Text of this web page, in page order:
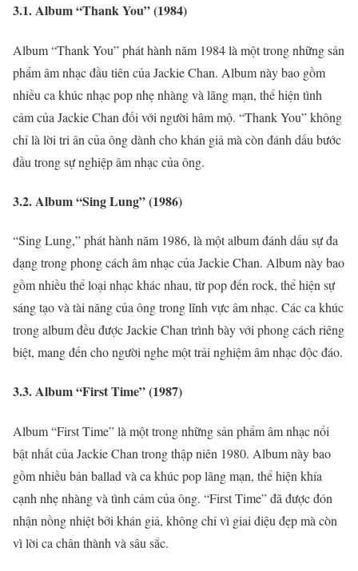
3.1. Album “Thank You” (1984)
Album “Thank You” phát hành năm 1984 là một trong những sản
phẩm âm nhạc đầu tiên của Jackie Chan. Album này bao gồm
nhiều ca khúc nhạc pop nhẹ nhàng và lãng mạn, thể hiện tình
cảm của Jackie Chan đối với người hâm mộ. “Thank You” không
chỉ là lời tri ân của ông dành cho khán giả mà còn đánh dấu bước
đầu trong sự nghiệp âm nhạc của ông.
3.2. Album “Sing Lung” (1986)
“Sing Lung,” phát hành năm 1986, là một album đánh dấu sự đa
dạng trong phong cách âm nhạc của Jackie Chan. Album này bao
gồm nhiều thể loại nhạc khác nhau, từ pop đến rock, thể hiện sự
sáng tạo và tài năng của ông trong lĩnh vực âm nhạc. Các ca khúc
trong album đều được Jackie Chan trình bày với phong cách riêng
biệt, mang đến cho người nghe một trải nghiệm âm nhạc độc đáo.
3.3. Album “First Time” (1987)
Album “First Time” là một trong những sản phẩm âm nhạc nổi
bật nhất của Jackie Chan trong thập niên 1980. Album này bao
gồm nhiều bản ballad và ca khúc pop lãng mạn, thể hiện khía
cạnh nhẹ nhàng và tình cảm của ông. “First Time” đã được đón
nhận nồng nhiệt bởi khán giả, không chỉ vì giai điệu đẹp mà còn
vì lời ca chân thành và sâu sắc.